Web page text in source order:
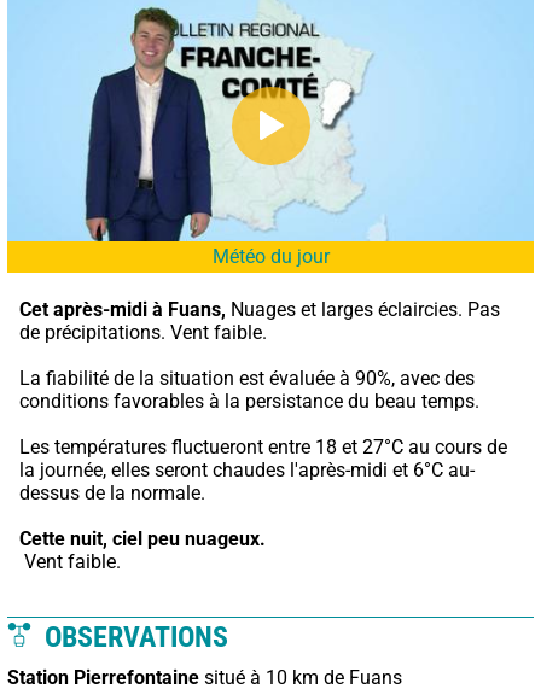
Météo du jour
Cet après-midi à Fuans, Nuages et larges éclaircies. Pas
de précipitations. Vent faible.
La fiabilité de la situation est évaluée à 90%, avec des
conditions favorables à la persistance du beau temps.
Les températures fluctueront entre 18 et 27°C au cours de
la journée, elles seront chaudes l'après-midi et 6°C au-
dessus de la normale.
Cette nuit, ciel peu nuageux.
Vent faible.
OBSERVATIONS
Station Pierrefontaine situé à 10 km de Fuans